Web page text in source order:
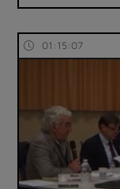
01:15:07